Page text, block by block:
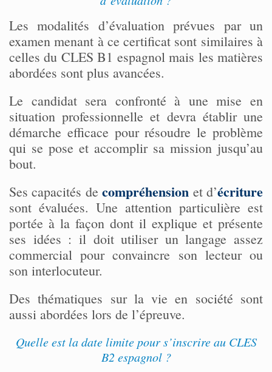
Les modalités d’évaluation prévues par un
examen menant à ce certificat sont similaires à
celles du CLES B1 espagnol mais les matières
abordées sont plus avancées.
Le candidat sera confronté à une mise en
situation professionnelle et devra établir une
démarche efficace pour résoudre le problème
qui se pose et accomplir sa mission jusqu’au
bout.
Ses capacités decompréhension et d’écriture
sont évaluées. Une attention particulière est
portée à la façon dont il explique et présente
ses idées : il doit utiliser un langage assez
commercial pour convaincre son lecteur ou
son interlocuteur.
Des thématiques sur la vie en société sont
aussi abordées lors de l’épreuve.
Quelle est la date limite pour s’inscrire au CLES
B2 espagnol ?